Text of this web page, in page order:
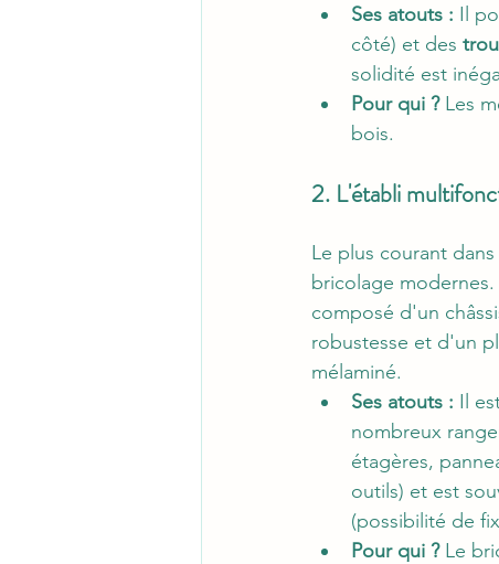
Ses atouts : Il
côté) et des
solidité est
Pour qui ? Les
bois.
2. L'établi
Le plus courant
bricolage
composé d'un
robustesse et d'un
mélaminé.
Ses atouts : Il
nombreux
étagères,
outils) et est
(possibilité de
Pour qui ? Le